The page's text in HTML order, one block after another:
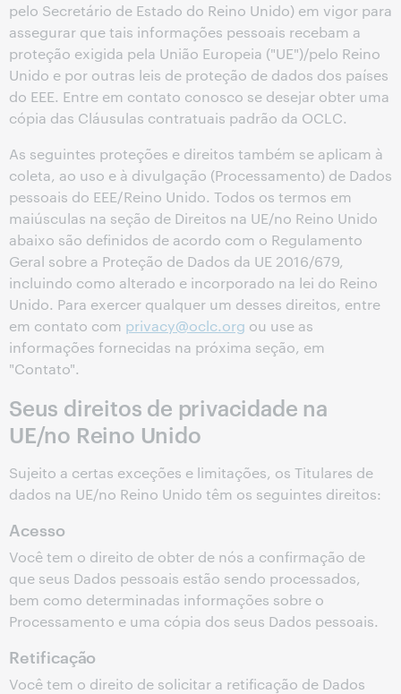
pelo Secretário de Estado do Reino Unido) em vigor para
assegurar que tais informações pessoais recebam a
proteção exigida pela União Europeia ("UE")/pelo Reino
Unido e por outras leis de proteção de dados dos países
do EEE. Entre em contato conosco se desejar obter uma
cópia das Cláusulas contratuais padrão da OCLC.
As seguintes proteções e direitos também se aplicam à
coleta, ao uso e à divulgação (Processamento) de Dados
pessoais do EEE/Reino Unido. Todos os termos em
maiúsculas na seção de Direitos na UE/no Reino Unido
abaixo são definidos de acordo com o Regulamento
Geral sobre a Proteção de Dados da UE 2016/679,
incluindo como alterado e incorporado na lei do Reino
Unido. Para exercer qualquer um desses direitos, entre
em contato com privacy@oclc.org ou use as
informações fornecidas na próxima seção, em
"Contato".
Seus direitos de privacidade na
UE/no Reino Unido
Sujeito a certas exceções e limitações, os Titulares de
dados na UE/no Reino Unido têm os seguintes direitos:
Acesso
Você tem o direito de obter de nós a confirmação de
que seus Dados pessoais estão sendo processados,
bem como determinadas informações sobre o
Processamento e uma cópia dos seus Dados pessoais.
Retificação
Você tem o direito de solicitar a retificação de Dados